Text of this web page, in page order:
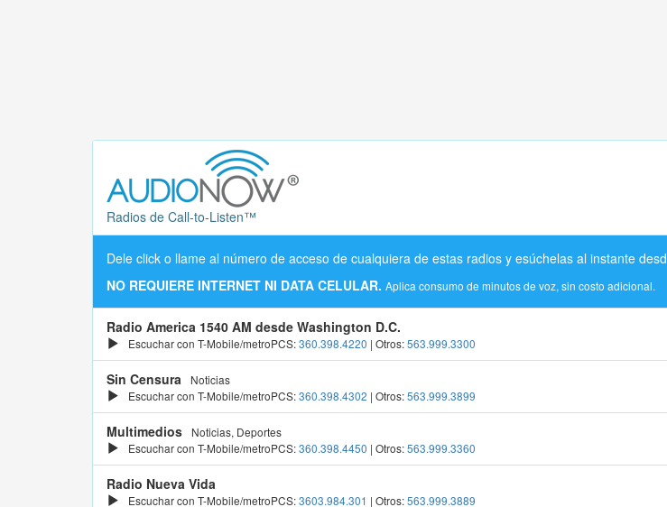
Radios de Call-to-Listen™
Dele click o llame al número de acceso de cualquiera de estas radios y esúchelas al instante
NO REQUIERE INTERNET NI DATA CELULAR. Aplica consumo de minutos de voz, sin costo adicional.
Radio America 1540 AM desde Washington D.C.
Escuchar con T-Mobile/metroPCS:360.398.4220 | Otros:563.999.3300
Sin Censura
Noticias
Escuchar con T-Mobile/metroPCS:360.398.4302 | Otros:563.999.3899
Multimedios
Noticias, Deportes
Escuchar con T-Mobile/metroPCS:360.398.4450 | Otros:563.999.3360
Radio Nueva Vida
Escuchar con T-Mobile/metroPCS:3603.984.301 | Otros:563.999.3889